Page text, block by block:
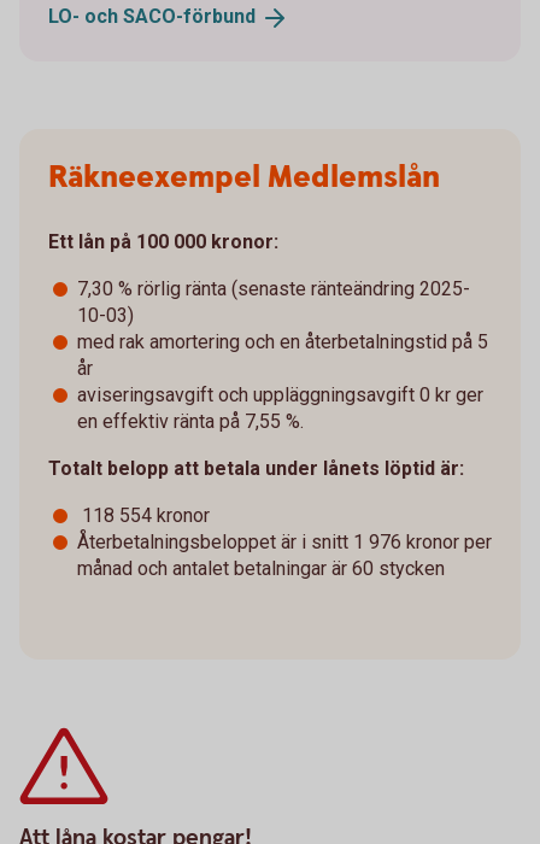
LO- och SACO-förbund
Räkneexempel Medlemslån
Ett lån på 100 000 kronor:
7,30 % rörlig ränta (senaste ränteändring 2025-
10-03)
med rak amortering och en återbetalningstid på 5
år
aviseringsavgift och uppläggningsavgift 0 kr ger
en effektiv ränta på 7,55 %.
Totalt belopp att betala under lånets löptid är:
118 554 kronor
Återbetalningsbeloppet är i snitt 1 976 kronor per
månad och antalet betalningar är 60 stycken